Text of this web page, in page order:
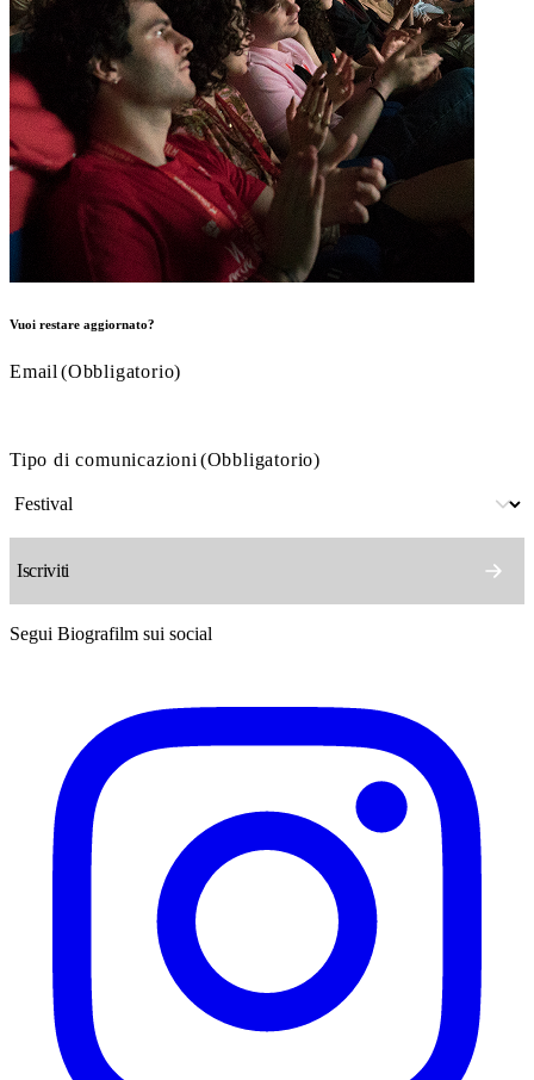
Vuoi restare aggiornato?
Email (Obbligatorio)
Tipo di comunicazioni (Obbligatorio)
Segui Biografilm sui social